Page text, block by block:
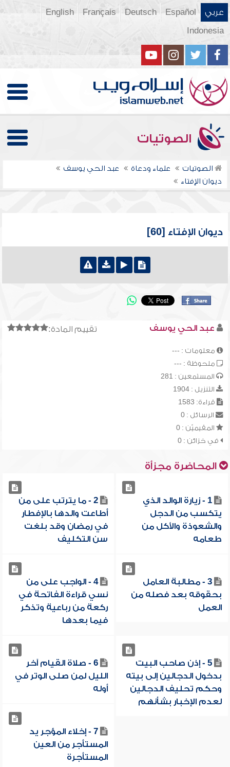
عربي Español
Deutsch
Français
English
Indonesia
الصوتيات
الصوتيات علماء ودعاة
عبد الحي يوسف
ديوان الإفتاء
ديوان الإفتاء [60]
تقييم المادة: عبد الحي يوسف
معلومات : ---
ملحوظة : ---
المستمعين : 281
التنزيل : 1904
قراءة: 1583
الرسائل : 0
المقيميّن : 0
في خزائن : 0
المحاضرة مجزأة
1 - زيارة الوالد الذي
يتكسب من الدجل
والشعوذة والأكل من
طعامه
2 - ما يترتب على من
أطاعت والدها بالإفطار
في رمضان وقد بلغت
سن التكليف
3 - مطالبة العامل
بحقوقه بعد فصله من
العمل
4 - الواجب على من
نسي قراءة الفاتحة في
ركعة من رباعية وتذكر
فيما بعدها
5 - إذن صاحب البيت
بدخول الدجالين إلى بيته
وحكم تحليف الدجالين
لعدم الإخبار بشأنهم
6 - صلاة القيام آخر
الليل لمن صلى الوتر في
أوله
7 - إخلاء المؤجر يد
المستأجر من العين
المستأجرة